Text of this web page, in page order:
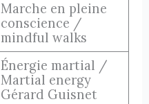
Marche en pleine
conscience /
mindful walks
Énergie martial /
Martial energy
Gérard Guisnet